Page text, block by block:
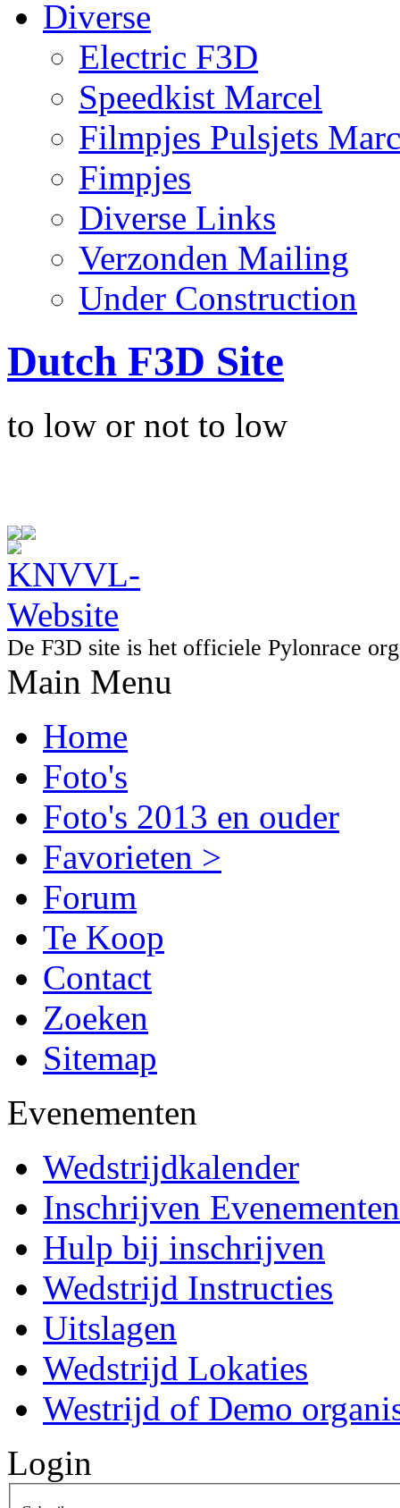
Diverse
Electric F3D
Speedkist Marcel
Filmpjes Pulsjets
Fimpjes
Diverse Links
Verzonden Mailing
Under Construction
Dutch F3D Site
to low or not to low
De F3D site is het officiele Pylonrace
Main Menu
Home
Foto's
Foto's 2013 en ouder
Favorieten >
Forum
Te Koop
Contact
Zoeken
Sitemap
Evenementen
Wedstrijdkalender
Inschrijven Evenementen
Hulp bij inschrijven
Wedstrijd Instructies
Uitslagen
Wedstrijd Lokaties
Westrijd of Demo
Login